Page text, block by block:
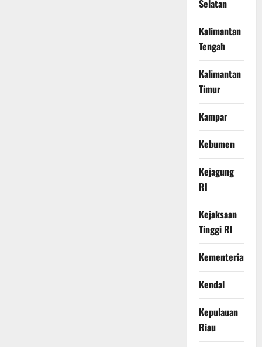
Selatan
Kalimantan
Tengah
Kalimantan
Timur
Kampar
Kebumen
Kejagung
RI
Kejaksaan
Tinggi RI
Kementerian
Kendal
Kepulauan
Riau